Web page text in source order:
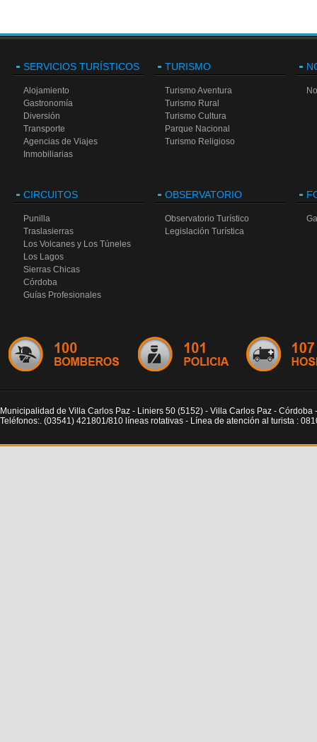
SERVICIOS TURÍSTICOS
Alojamiento
Gastronomía
Diversión
Transporte
Agencias de Viajes
Inmobiliarias
TURISMO
Turismo Aventura
Turismo Rural
Turismo Cultura
Parque Nacional
Turismo Religioso
CIRCUITOS
Punilla
Traslasierras
Los Volcanes y Los Túneles
Los Lagos
Sierras Chicas
Córdoba
Guías Profesionales
OBSERVATORIO
Observatorio Turístico
Legislación Turística
Municipalidad de Villa Carlos Paz - Liniers 50 (5152) - Villa Carlos Paz - Córdoba
Teléfonos:. (03541) 421801/810 líneas rotativas - Línea de atención al turista :